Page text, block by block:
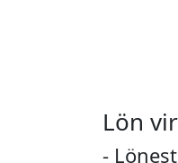
Lön
-